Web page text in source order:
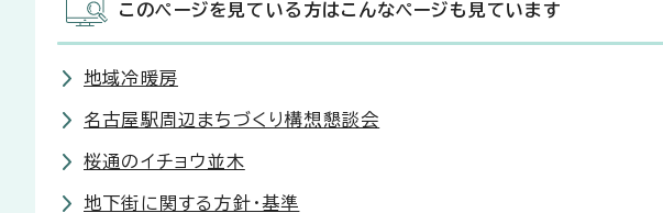
このページを見ている方はこんなページも見ています
地域冷暖房
名古屋駅周辺まちづくり構想懇談会
桜通のイチョウ並木
地下街に関する方針・基準